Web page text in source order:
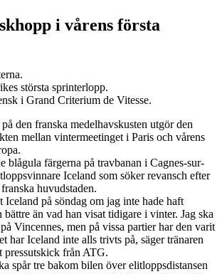
i vårens första
största sprinterlopp.
i Grand Criterium de Vitesse.
den franska medelhavskusten utgör den
mellan vintermeetinget i Paris och vårens
blågula färgerna på travbanan i Cagnes-sur-
Iceland som söker revansch efter
huvudstaden.
Iceland på söndag om jag inte hade haft
bättre än vad han visat tidigare i vinter. Jag ska
Vincennes, men på vissa partier har den varit
har Iceland inte alls trivts på, säger tränaren
pressutskick från ATG.
spår tre bakom bilen över elitloppsdistansen